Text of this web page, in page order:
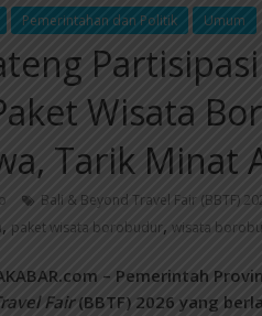
Pemerintahan dan Politik Umum
Wisata
Tarik Minat
Bali & Beyond Travel Fair (BBTF)
, paket wisata borobudur, wisata
– Pemerintah
Fair(BBTF) 2026 yang